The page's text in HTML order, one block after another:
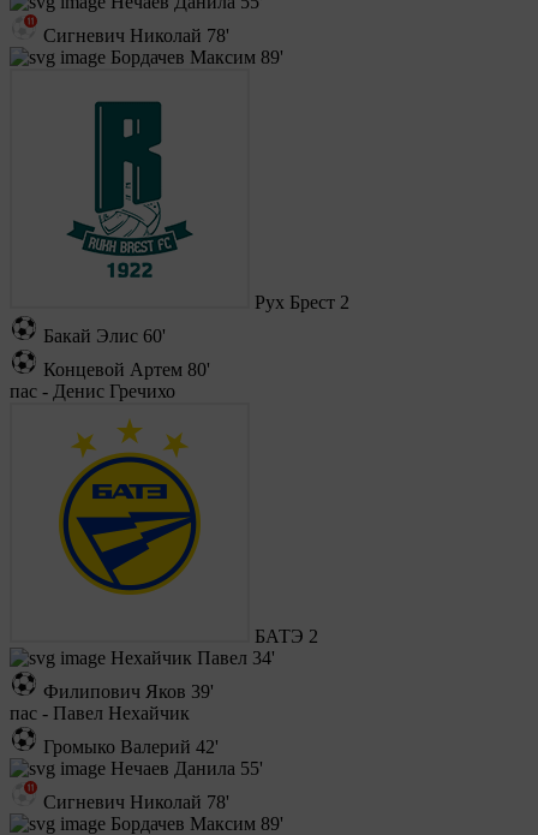
Сигневич Николай 78'
Бордачев Максим 89'
Рух Брест 2
Бакай Элис 60'
Концевой Артем 80'
пас - Денис Гречихо
БАТЭ 2
Нехайчик Павел 34'
Филипович Яков 39'
пас - Павел Нехайчик
Громыко Валерий 42'
Нечаев Данила 55'
Сигневич Николай 78'
Бордачев Максим 89'